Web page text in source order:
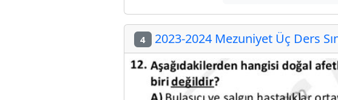
4 2023-2024 Mezuniyet Üç Ders